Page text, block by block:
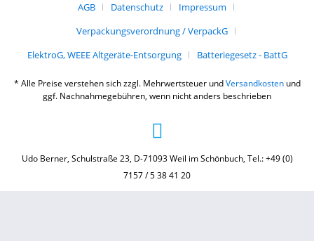
AGB Datenschutz
Impressum
Verpackungsverordnung / VerpackG
ElektroG, WEEE Altgeräte-Entsorgung
Batteriegesetz - BattG
* Alle Preise verstehen sich zzgl. Mehrwertsteuer undVersandkostenund
ggf. Nachnahmegebühren, wenn nicht anders beschrieben
Udo Berner, Schulstraße 23, D-71093 Weil im Schönbuch, Tel.: +49 (0)
7157 / 5 38 41 20